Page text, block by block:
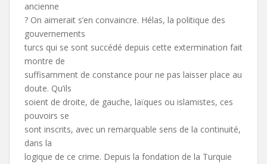
ancienne
? On aimerait s’en convaincre. Hélas, la politique des
gouvernements
turcs qui se sont succédé depuis cette extermination fait
montre de
suffisamment de constance pour ne pas laisser place au
doute. Qu’ils
soient de droite, de gauche, laïques ou islamistes, ces
pouvoirs se
sont inscrits, avec un remarquable sens de la continuité,
dans la
logique de ce crime. Depuis la fondation de la Turquie